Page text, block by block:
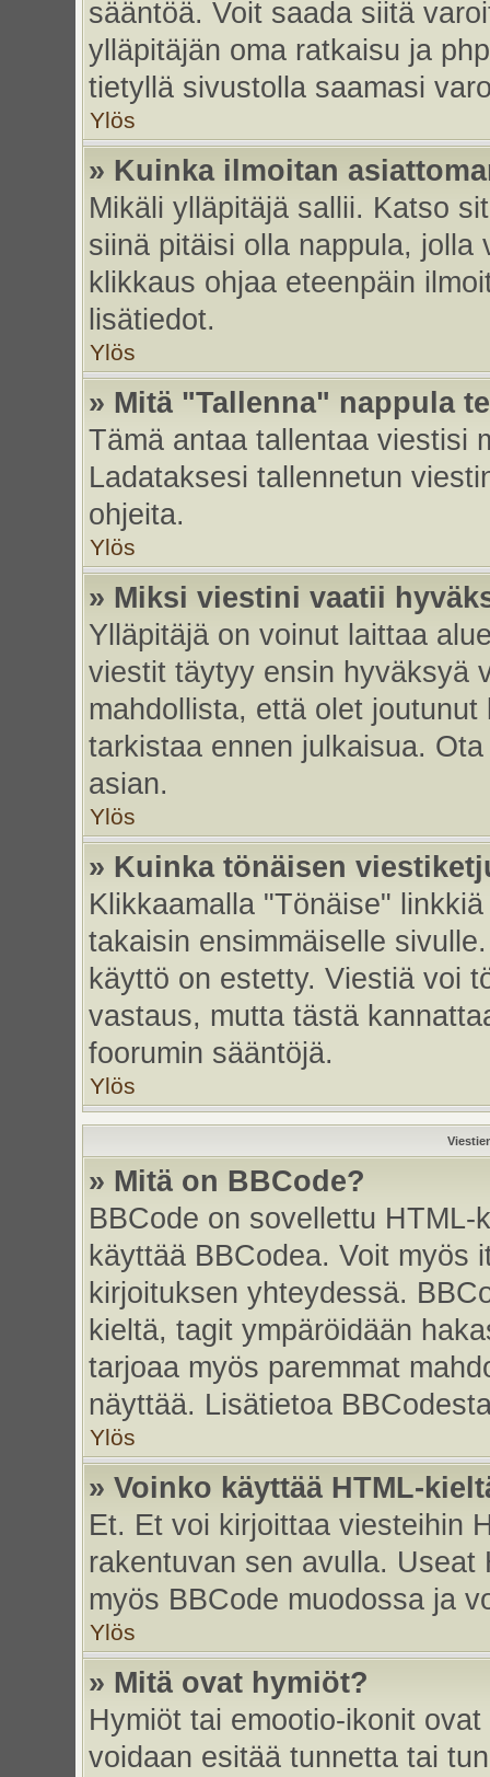
sääntöä. Voit saada siitä
ylläpitäjän oma ratkaisu ja
tietyllä sivustolla saamasi
Ylös
» Kuinka ilmoitan
Mikäli ylläpitäjä sallii. Katso
siinä pitäisi olla nappula, jolla
klikkaus ohjaa eteenpäin
lisätiedot.
Ylös
» Mitä "Tallenna" nappula
Tämä antaa tallentaa viestisi
Ladataksesi tallennetun
ohjeita.
Ylös
» Miksi viestini vaatii
Ylläpitäjä on voinut laittaa
viestit täytyy ensin hyväksyä
mahdollista, että olet
tarkistaa ennen julkaisua.
asian.
Ylös
» Kuinka tönäisen
Klikkaamalla "Tönäise"
takaisin ensimmäiselle
käyttö on estetty. Viestiä voi
vastaus, mutta tästä
foorumin sääntöjä.
Ylös
» Mitä on BBCode?
BBCode on sovellettu
käyttää BBCodea. Voit myös
kirjoituksen yhteydessä.
kieltä, tagit ympäröidään
tarjoaa myös paremmat
näyttää. Lisätietoa
Ylös
» Voinko käyttää HTML-
Et. Et voi kirjoittaa viesteihin
rakentuvan sen avulla.
myös BBCode muodossa ja
Ylös
» Mitä ovat hymiöt?
Hymiöt tai emootio-ikonit
voidaan esitää tunnetta tai